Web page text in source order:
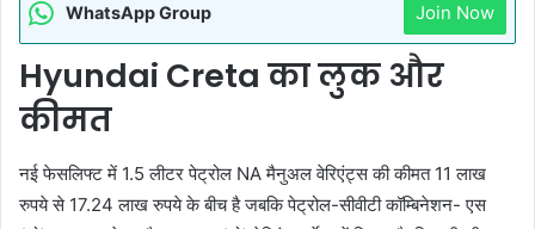
WhatsApp Group Join Now
Hyundai Creta का लुक और
कीमत
नई फेसलिफ्ट में 1.5 लीटर पेट्रोल NA मैनुअल वेरिएंट्स की कीमत 11 लाख
रुपये से 17.24 लाख रुपये के बीच है जबकि पेट्रोल-सीवीटी कॉम्बिनेशन- एस